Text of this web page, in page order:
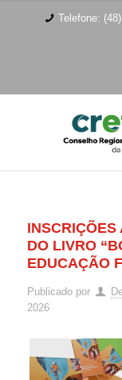
Telefone:
INSCRIÇÕES
DO LIVRO
EDUCAÇÃO
Publicado por
2026